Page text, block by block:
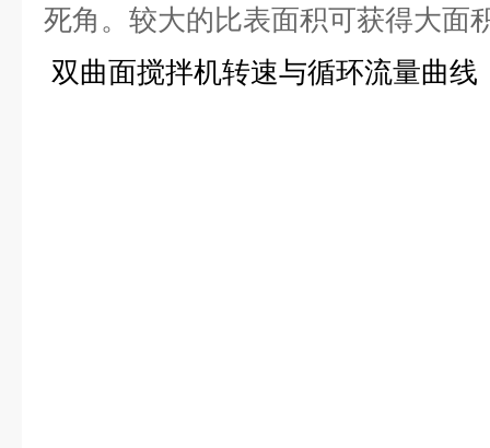
死角。较大的比表面积可获得大面
双曲面搅拌机转速与循环流量曲线